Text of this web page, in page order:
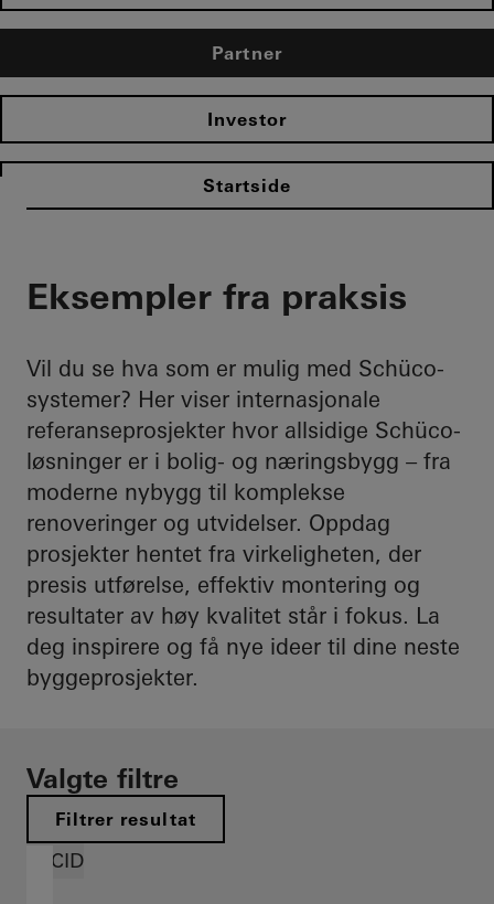
Partner
Investor
Startside
Eksempler fra praksis
Vil du se hva som er mulig med Schüco-
systemer? Her viser internasjonale
referanseprosjekter hvor allsidige Schüco-
løsninger er i bolig- og næringsbygg – fra
moderne nybygg til komplekse
renoveringer og utvidelser. Oppdag
prosjekter hentet fra virkeligheten, der
presis utførelse, effektiv montering og
resultater av høy kvalitet står i fokus. La
deg inspirere og få nye ideer til dine neste
byggeprosjekter.
Valgte filtre
Filtrer resultat
FACID